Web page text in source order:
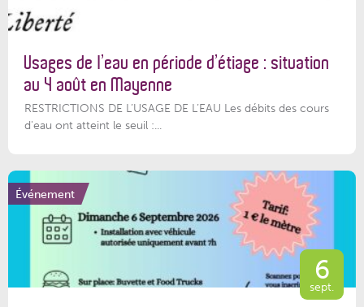
Usages de l’eau en période d’étiage : situation
au 4 août en Mayenne
RESTRICTIONS DE L’USAGE DE L’EAU Les débits des cours
d'eau ont atteint le seuil :...
Événement
6
sept.